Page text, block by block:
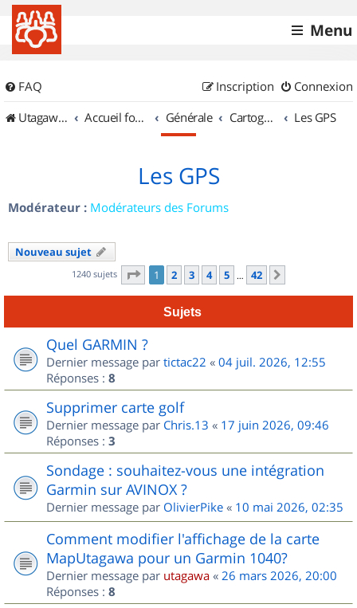
Menu
FAQ Connexion
Inscription
UtagawaVTT (Randos VTT et VTTAE avec traces GPS)
Accueil forum Générale Cartographie et GPS Les GPS
Les GPS
Modérateur : Modérateurs des Forums
Nouveau sujet
1240 sujets Page 1sur
1 2 3 4 5 … 42
Sujets
Quel GARMIN ?
Dernier message par tictac22 « 04 juil. 2026, 12:55
Réponses : 8
Supprimer carte golf
Dernier message par Chris.13 « 17 juin 2026, 09:46
Réponses : 3
Sondage : souhaitez-vous une intégration
Garmin sur AVINOX ?
Dernier message par OlivierPike « 10 mai 2026, 02:35
Comment modifier l'affichage de la carte
MapUtagawa pour un Garmin 1040?
Dernier message par utagawa « 26 mars 2026, 20:00
Réponses : 8